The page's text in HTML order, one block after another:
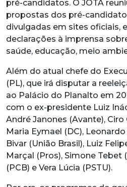
pré-candidatos. O JOTA
propostas dos pré-
divulgadas em sites oficiais,
declarações à imprensa
saúde, educação, meio
Além do atual chefe do
(PL), que irá disputar a
ao Palácio do Planalto em
com o ex-presidente Luiz
André Janones (Avante), Ciro
Maria Eymael (DC),
Bivar (União Brasil), Luiz
Marçal (Pros), Simone Tebet
(PCB) e Vera Lúcia (PSTU).